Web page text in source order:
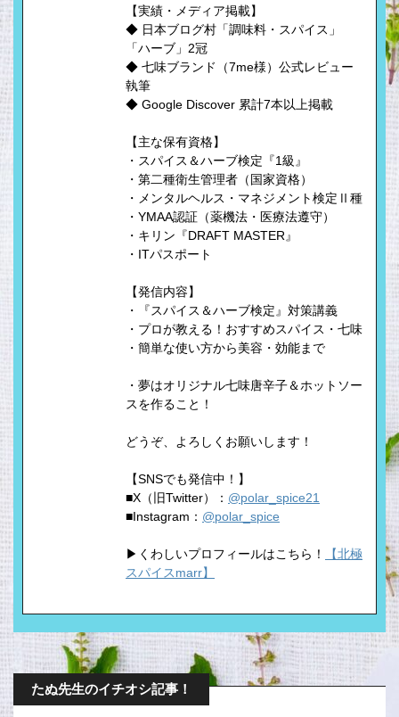
【実績・メディア掲載】
◆ 日本ブログ村「調味料・スパイス」
「ハーブ」2冠
◆ 七味ブランド（7me様）公式レビュー
執筆
◆ Google Discover 累計7本以上掲載
【主な保有資格】
・スパイス＆ハーブ検定『1級』
・第二種衛生管理者（国家資格）
・メンタルヘルス・マネジメント検定Ⅱ種
・YMAA認証（薬機法・医療法遵守）
・キリン『DRAFT MASTER』
・ITパスポート
【発信内容】
・『スパイス＆ハーブ検定』対策講義
・プロが教える！おすすめスパイス・七味
・簡単な使い方から美容・効能まで
・夢はオリジナル七味唐辛子＆ホットソー
スを作ること！
どうぞ、よろしくお願いします！
【SNSでも発信中！】
■X（旧Twitter）： @polar_spice21
■Instagram： @polar_spice
▶くわしいプロフィールはこちら！
【北極
スパイスmarr】
たぬ先生のイチオシ記事！